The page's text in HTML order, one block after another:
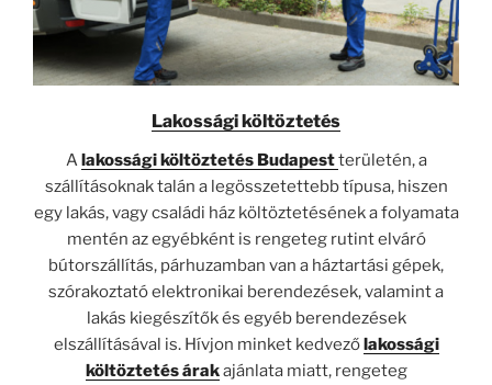
Lakossági költöztetés
Alakossági költöztetés Budapestterületén, a
szállításoknak talán a legösszetettebb típusa, hiszen
egy lakás, vagy családi ház költöztetésének a folyamata
mentén az egyébként is rengeteg rutint elváró
bútorszállítás, párhuzamban van a háztartási gépek,
szórakoztató elektronikai berendezések, valamint a
lakás kiegészítők és egyéb berendezések
elszállításával is. Hívjon minket kedvezőlakossági
költöztetés árakajánlata miatt, rengeteg